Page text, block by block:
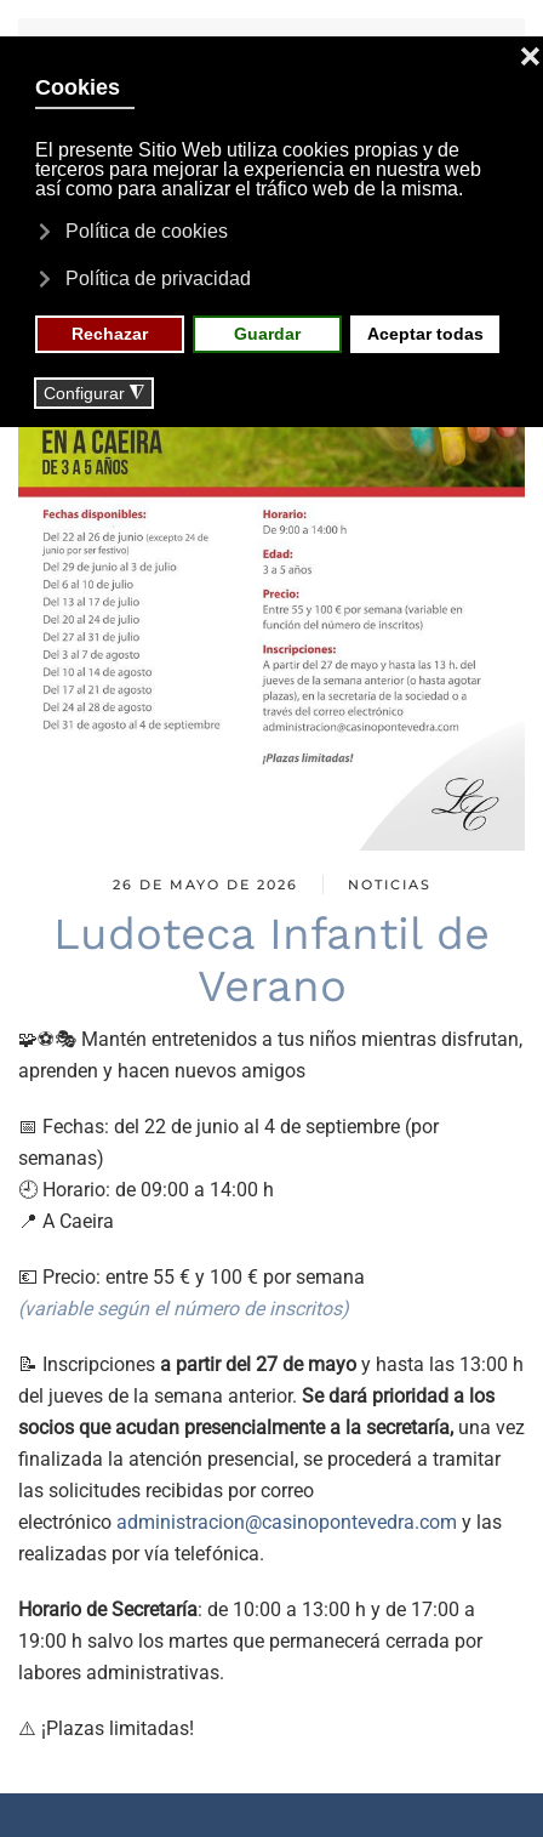
INVITACIONES
MI CUENTA
26 DE MAYO DE 2026 NOTICIAS
Ludoteca Infantil de
Verano
🧩⚽🎭 Mantén entretenidos a tus niños mientras disfrutan,
aprenden y hacen nuevos amigos
📅 Fechas: del 22 de junio al 4 de septiembre (por
semanas)
🕘 Horario: de 09:00 a 14:00 h
📍 A Caeira
💶 Precio: entre 55 € y 100 € por semana
(variable según el número de inscritos)
📝 Inscripciones a partir del 27 de mayo y hasta las 13:00 h
del jueves de la semana anterior. Se dará prioridad a los
socios que acudan presencialmente a la secretaría, una vez
finalizada la atención presencial, se procederá a tramitar
las solicitudes recibidas por correo
electrónico administracion@casinopontevedra.com y las
realizadas por vía telefónica.
Horario de Secretaría: de 10:00 a 13:00 h y de 17:00 a
19:00 h salvo los martes que permanecerá cerrada por
labores administrativas.
⚠️ ¡Plazas limitadas!